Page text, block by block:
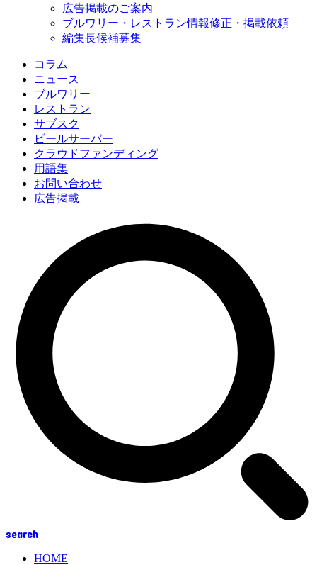
広告掲載のご案内
ブルワリー・レストラン情報修正・掲載依頼
編集長候補募集
コラム
ニュース
ブルワリー
レストラン
サブスク
ビールサーバー
クラウドファンディング
用語集
お問い合わせ
広告掲載
search
HOME